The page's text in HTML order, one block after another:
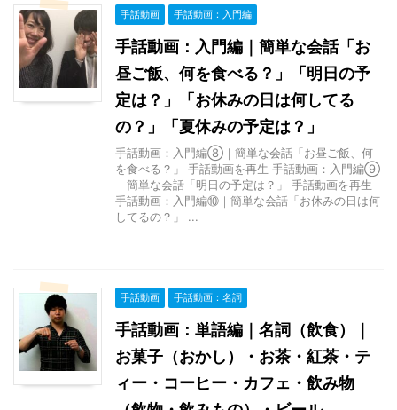
手話動画 手話動画：入門編
手話動画：入門編｜簡単な会話「お
昼ご飯、何を食べる？」「明日の予
定は？」「お休みの日は何してる
の？」「夏休みの予定は？」
手話動画：入門編⑧｜簡単な会話「お昼ご飯、何
を食べる？」 手話動画を再生 手話動画：入門編⑨
｜簡単な会話「明日の予定は？」 手話動画を再生
手話動画：入門編⑩｜簡単な会話「お休みの日は何
してるの？」 ...
手話動画 手話動画：名詞
手話動画：単語編｜名詞（飲食）｜
お菓子（おかし）・お茶・紅茶・テ
ィー・コーヒー・カフェ・飲み物